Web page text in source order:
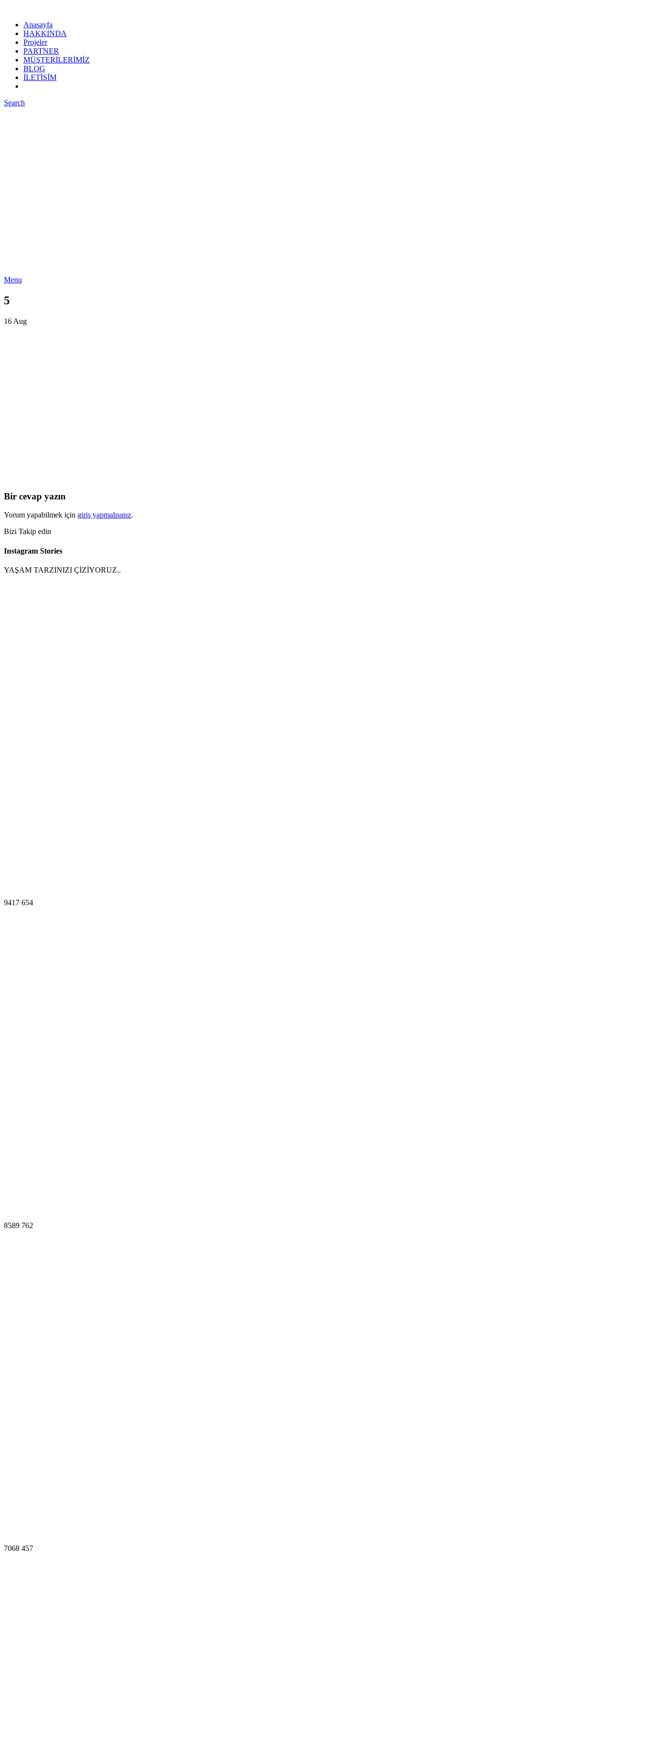
Anasayfa
HAKKINDA
Projeler
PARTNER
MÜŞTERİLERİMİZ
BLOG
İLETİŞİM
Search
Menu
5
16 Aug
Bir cevap yazın
Yorum yapabilmek için giriş yapmalısınız.
Bizi Takip edin
Instagram Stories
YAŞAM TARZINIZI ÇİZİYORUZ..
9417 654
8589 762
7068 457